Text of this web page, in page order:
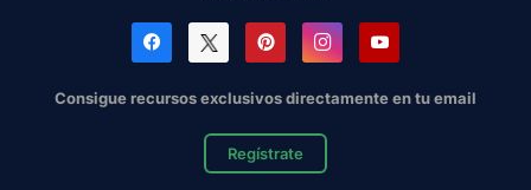
Consigue recursos exclusivos directamente en tu email
Regístrate